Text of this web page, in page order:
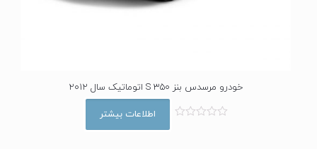
خودرو مرسدس بنز S 350 اتوماتیک سال 2012
اطلاعات بیشتر